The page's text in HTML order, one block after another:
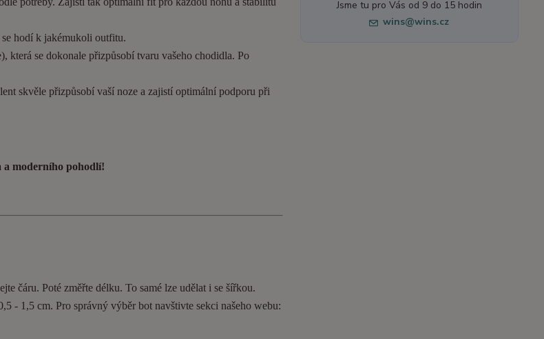
hodí k jakémukoli outfitu.
která se dokonale přizpůsobí tvaru vašeho chodidla. Po
skvěle přizpůsobí vaší noze a zajistí optimální podporu při
a moderního pohodlí!
čáru. Poté změřte délku. To samé lze udělat i se šířkou.
- 1,5 cm. Pro správný výběr bot navštivte sekci našeho webu:
Jsme tu pro Vás od 9 do 15 hodin
wins@wins.cz